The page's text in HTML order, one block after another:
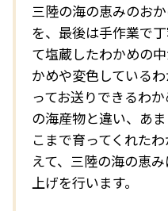
三陸の海の恵みのお
を、最後は手作業で
て塩蔵したわかめの
かめや変色している
ってお送りできるわ
の海産物と違い、あ
こまで育ってくれた
えて、三陸の海の恵
上げを行います。